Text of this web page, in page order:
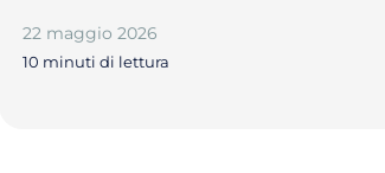
22 maggio 2026
10 minuti di lettura